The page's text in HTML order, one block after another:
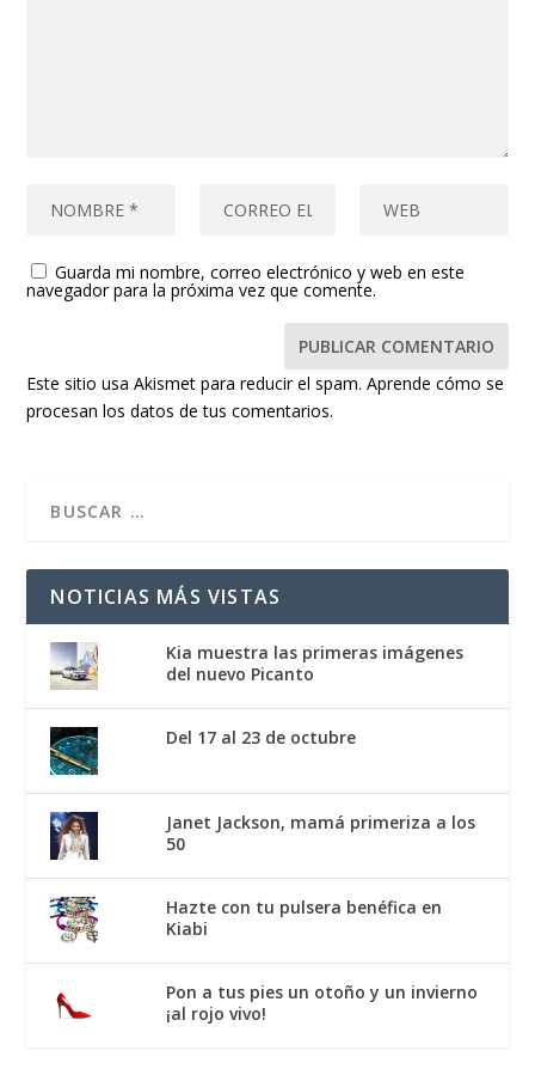
Guarda mi nombre, correo electrónico y web en este
navegador para la próxima vez que comente.
Este sitio usa Akismet para reducir el spam.Aprende cómo se
procesan los datos de tus comentarios.
NOTICIAS MÁS VISTAS
Kia muestra las primeras imágenes
del nuevo Picanto
Del 17 al 23 de octubre
Janet Jackson, mamá primeriza a los
50
Hazte con tu pulsera benéfica en
Kiabi
Pon a tus pies un otoño y un invierno
¡al rojo vivo!